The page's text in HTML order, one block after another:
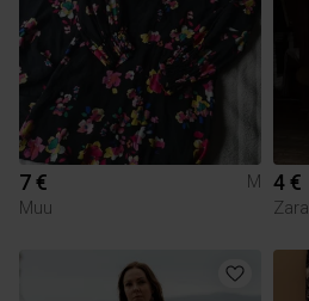
7 €
M
Muu
4 €
Zara